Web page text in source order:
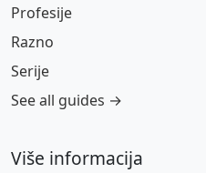
Profesije
Razno
Serije
See all guides →
Više informacija